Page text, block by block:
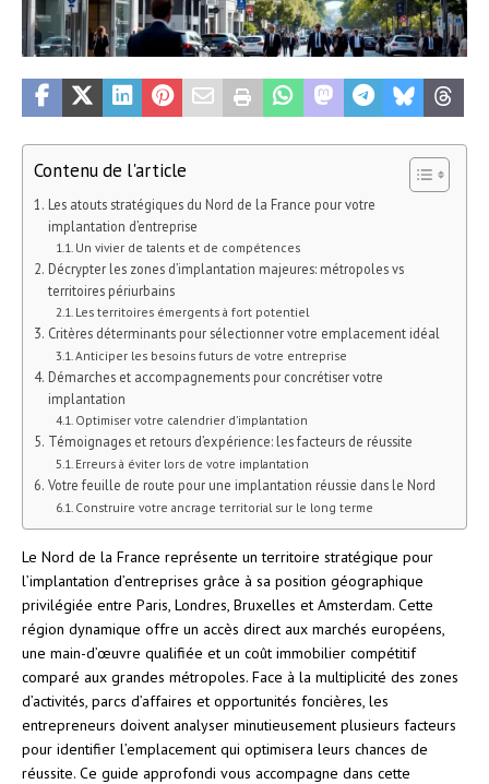
Contenu de l'article
Les atouts stratégiques du Nord de la France pour votre
implantation d’entreprise
Un vivier de talents et de compétences
Décrypter les zones d’implantation majeures: métropoles vs
territoires périurbains
Les territoires émergents à fort potentiel
Critères déterminants pour sélectionner votre emplacement idéal
Anticiper les besoins futurs de votre entreprise
Démarches et accompagnements pour concrétiser votre
implantation
Optimiser votre calendrier d’implantation
Témoignages et retours d’expérience: les facteurs de réussite
Erreurs à éviter lors de votre implantation
Votre feuille de route pour une implantation réussie dans le Nord
Construire votre ancrage territorial sur le long terme
Le Nord de la France représente un territoire stratégique pour
l’implantation d’entreprises grâce à sa position géographique
privilégiée entre Paris, Londres, Bruxelles et Amsterdam. Cette
région dynamique offre un accès direct aux marchés européens,
une main-d’œuvre qualifiée et un coût immobilier compétitif
comparé aux grandes métropoles. Face à la multiplicité des zones
d’activités, parcs d’affaires et opportunités foncières, les
entrepreneurs doivent analyser minutieusement plusieurs facteurs
pour identifier l’emplacement qui optimisera leurs chances de
réussite. Ce guide approfondi vous accompagne dans cette